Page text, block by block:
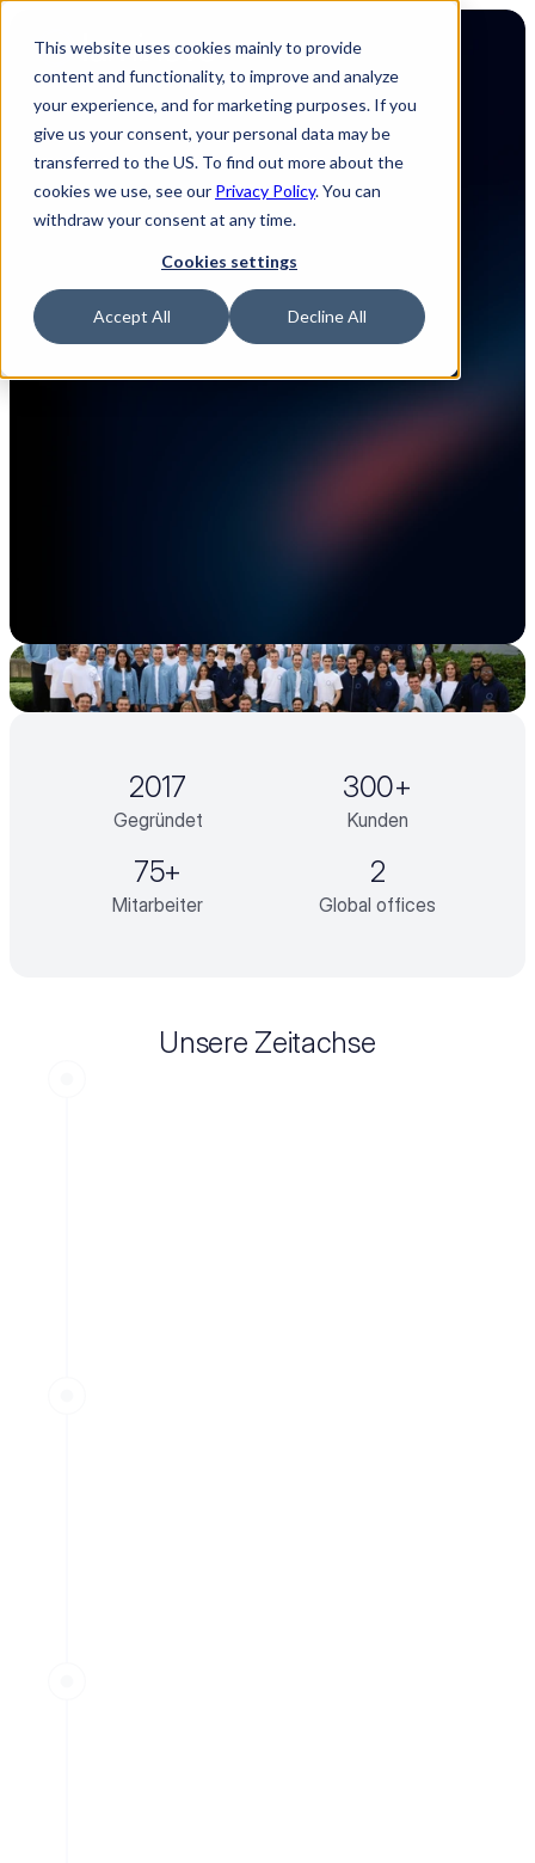
This website uses cookies mainly to provide
content and functionality, to improve and analyze
your experience, and for marketing purposes. If you
give us your consent, your personal data may be
transferred to the US. To find out more about the
cookies we use, see our Privacy Policy. You can
withdraw your consent at any time.
Cookies settings
Accept All Decline All
Luminovo auf einen
Blick
Hallo! Wir sind ein Softwareunternehmen, das
in München gegründet wurde und sich
2017
Gegründet
300+
Kunden
75+
Mitarbeiter
2
Global offices
Unsere Zeitachse